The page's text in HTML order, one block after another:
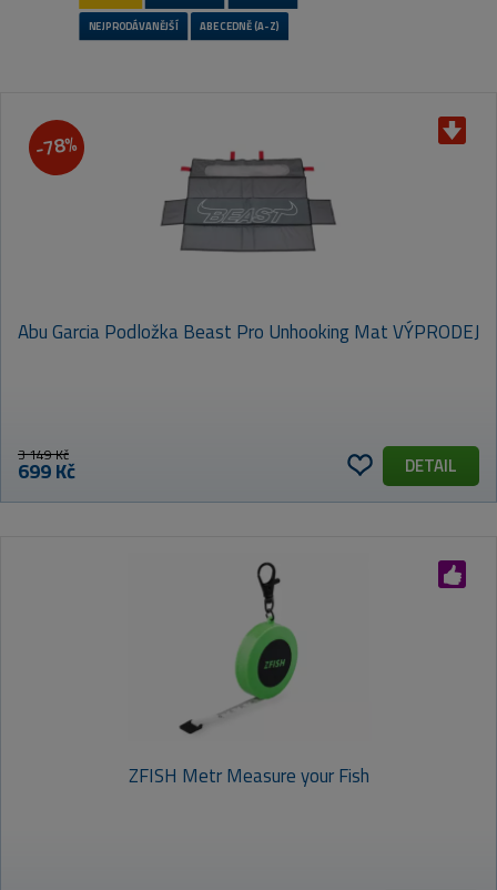
VÝCHOZÍ NEJLEVNĚJŠÍ
NEJDRAŽŠÍ
-78%
Abu Garcia Podložka Beast Pro Unhooking Mat VÝPRODEJ
3 149 Kč
699 Kč DETAIL
ZFISH Metr Measure your Fish